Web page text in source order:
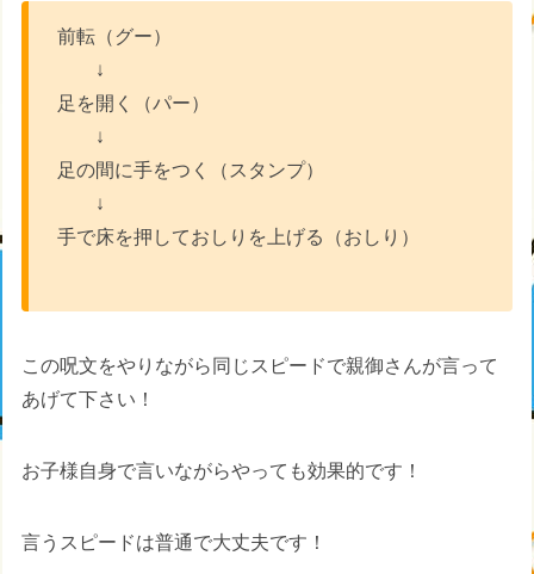
前転（グー）
↓
足を開く（パー）
↓
足の間に手をつく（スタンプ）
↓
手で床を押しておしりを上げる（おしり）
この呪文をやりながら同じスピードで親御さんが言って
あげて下さい！
お子様自身で言いながらやっても効果的です！
言うスピードは普通で大丈夫です！